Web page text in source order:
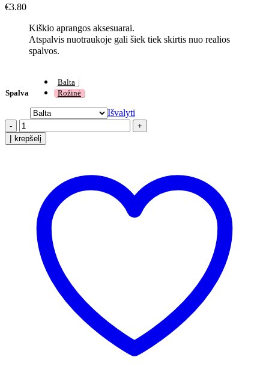
€3.80
Kiškio aprangos aksesuarai.
Atspalvis nuotraukoje gali šiek tiek skirtis nuo realios
spalvos.
Spalva
Balta
Rožinė
Išvalyti
-
+
Į krepšelį